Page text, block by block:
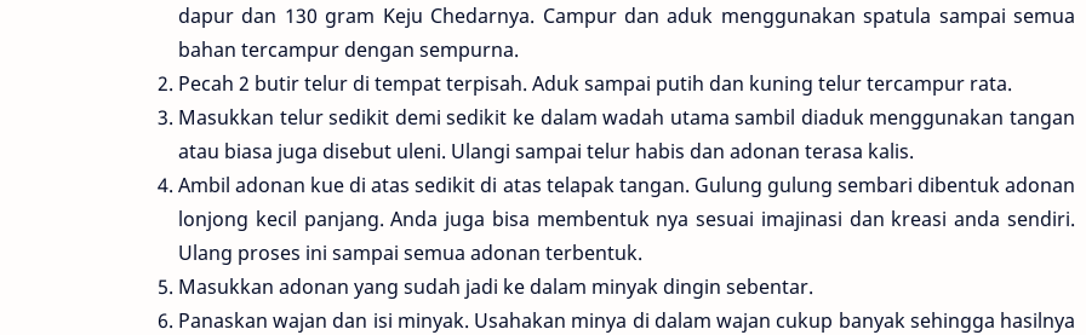
dapur dan 130 gram Keju Chedarnya. Campur dan aduk menggunakan spatula sampai semua
bahan tercampur dengan sempurna.
Pecah 2 butir telur di tempat terpisah. Aduk sampai putih dan kuning telur tercampur rata.
Masukkan telur sedikit demi sedikit ke dalam wadah utama sambil diaduk menggunakan tangan
atau biasa juga disebut uleni. Ulangi sampai telur habis dan adonan terasa kalis.
Ambil adonan kue di atas sedikit di atas telapak tangan. Gulung gulung sembari dibentuk adonan
lonjong kecil panjang. Anda juga bisa membentuk nya sesuai imajinasi dan kreasi anda sendiri.
Ulang proses ini sampai semua adonan terbentuk.
Masukkan adonan yang sudah jadi ke dalam minyak dingin sebentar.
Panaskan wajan dan isi minyak. Usahakan minya di dalam wajan cukup banyak sehingga hasilnya